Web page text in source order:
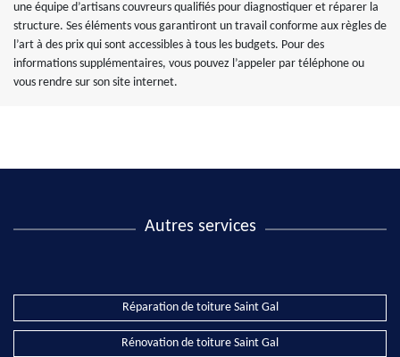
une équipe d’artisans couvreurs qualifiés pour diagnostiquer et réparer la
structure. Ses éléments vous garantiront un travail conforme aux règles de
l’art à des prix qui sont accessibles à tous les budgets. Pour des
informations supplémentaires, vous pouvez l’appeler par téléphone ou
vous rendre sur son site internet.
Autres services
Réparation de toiture Saint Gal
Rénovation de toiture Saint Gal